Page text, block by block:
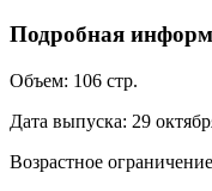
Подробная
Объем: 106 стр.
Дата выпуска: 29
Возрастное